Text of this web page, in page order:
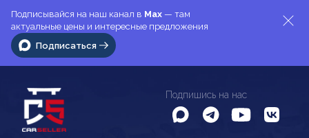
Подписывайся на наш канал в Max — там
актуальные цены и интересные предложения
Подписаться
Подпишись на нас